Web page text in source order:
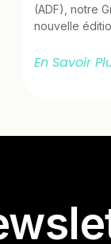
(ADF), notre
nouvelle
En Savoir